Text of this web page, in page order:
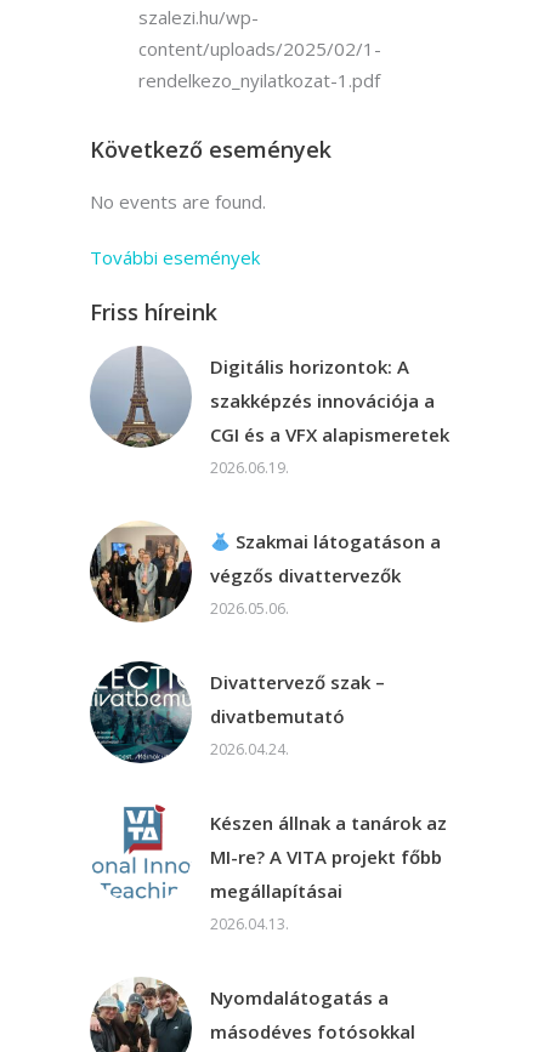
szalezi.hu/wp-
content/uploads/2025/02/1-
rendelkezo_nyilatkozat-1.pdf
Következő események
No events are found.
További események
Friss híreink
Digitális horizontok: A
szakképzés innovációja a
CGI és a VFX alapismeretek
2026.06.19.
Szakmai látogatáson a
végzős divattervezők
2026.05.06.
Divattervező szak –
divatbemutató
2026.04.24.
Készen állnak a tanárok az
MI-re? A VITA projekt főbb
megállapításai
2026.04.13.
Nyomdalátogatás a
másodéves fotósokkal